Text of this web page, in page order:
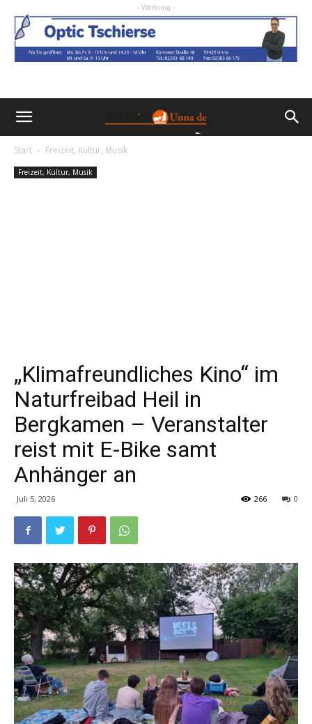
- Werbung -
Start Freizeit, Kultur, Musik
Freizeit, Kultur, Musik
„Klimafreundliches Kino“ im
Naturfreibad Heil in
Bergkamen – Veranstalter
reist mit E-Bike samt
Anhänger an
Juli 5, 2026 0
266